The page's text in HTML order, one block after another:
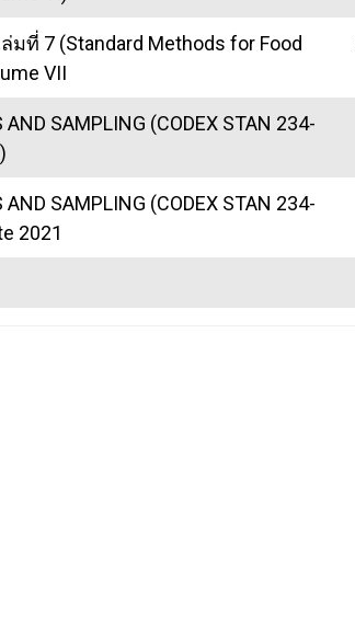
ที่ 7 (Standard Methods for Food
VII
AND SAMPLING (CODEX STAN 234-
AND SAMPLING (CODEX STAN 234-
2021